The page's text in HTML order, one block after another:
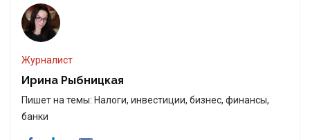
Журналист
Ирина Рыбницкая
Пишет на темы: Налоги, инвестиции, бизнес, финансы,
банки